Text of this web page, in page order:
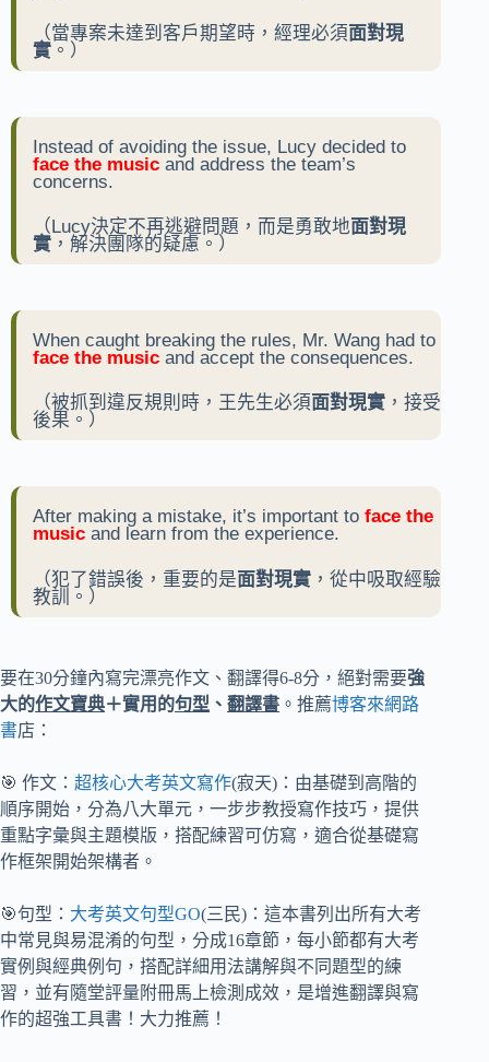
（當專案未達到客戶期望時，經理必須面對現
實 。）
Instead of avoiding the issue, Lucy decided to
face the music and address the team’s
concerns.
（Lucy決定不再逃避問題，而是勇敢地面對現
實 ，解決團隊的疑慮。）
When caught breaking the rules, Mr. Wang had to
face the music and accept the consequences.
（被抓到違反規則時，王先生必須面對現實 ，接受
後果。）
After making a mistake, it’s important to face the
music and learn from the experience.
（犯了錯誤後，重要的是面對現實 ，從中吸取經驗
教訓。）
要在30分鐘內寫完漂亮作文、翻譯得6-8分，絕對需要強
大的作文寶典＋實用的句型 、 翻譯書 。推薦博客來網路
書店：
🎯 作文： 超核心大考英文寫作(寂天)：由基礎到高階的
順序開始，分為八大單元，一步步教授寫作技巧，提供
重點字彙與主題模版，搭配練習可仿寫，適合從基礎寫
作框架開始架構者。
🎯句型： 大考英文句型GO(三民)：這本書列出所有大考
中常見與易混淆的句型，分成16章節，每小節都有大考
實例與經典例句，搭配詳細用法講解與不同題型的練
習，並有隨堂評量附冊馬上檢測成效，是增進翻譯與寫
作的超強工具書！大力推薦！